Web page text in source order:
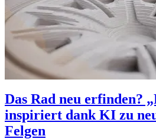
Das Rad neu erfinden?
inspiriert dank KI zu
Felgen